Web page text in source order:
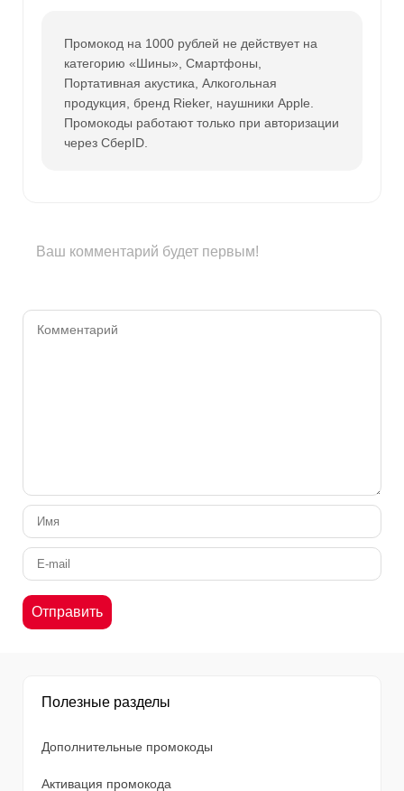
Промокод на 1000 рублей не действует на
категорию «Шины», Смартфоны,
Портативная акустика, Алкогольная
продукция, бренд Rieker, наушники Apple.
Промокоды работают только при авторизации
через СберID.
Ваш комментарий будет первым!
Полезные разделы
Дополнительные промокоды
Активация промокода